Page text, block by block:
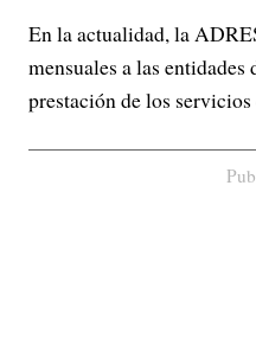
En la actualidad, la
mensuales a las
prestación de los